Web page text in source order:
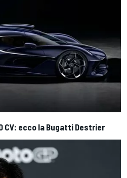
CV: ecco la Bugatti Destrier